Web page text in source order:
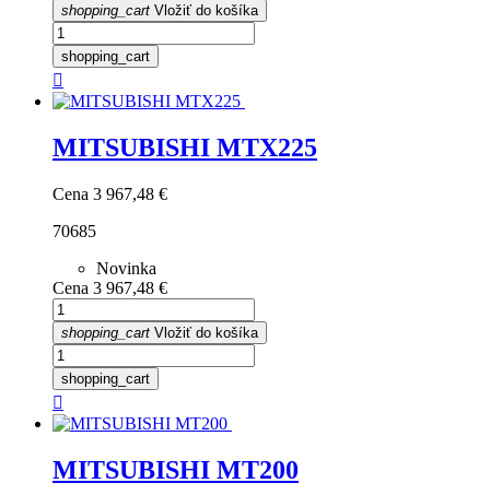
shopping_cart Vložiť do košíka
shopping_cart

MITSUBISHI MTX225
Cena 3 967,48 €
70685
Novinka
Cena 3 967,48 €
shopping_cart Vložiť do košíka
shopping_cart

MITSUBISHI MT200